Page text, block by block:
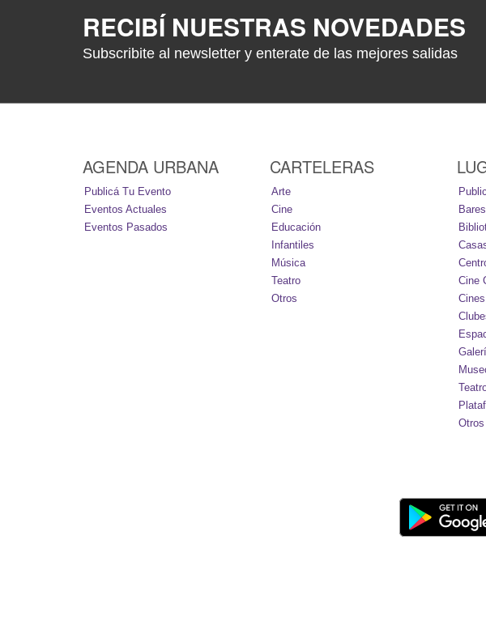
RECIBÍ NUESTRAS NOVEDADES
Subscribite al newsletter y enterate de las mejores salidas
AGENDA URBANA
Publicá Tu Evento
Eventos Actuales
Eventos Pasados
CARTELERAS
Arte
Cine
Educación
Infantiles
Música
Teatro
Otros
Bares
Cine
Cines
Otros